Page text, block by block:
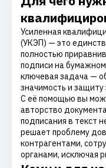
Усиленная
(УКЭП) — это
полностью
подписи на
ключевая задача —
значимость и
С её помощью вы
авторство
подписания в текст
решает проблему
контрагентами,
органами, исключая